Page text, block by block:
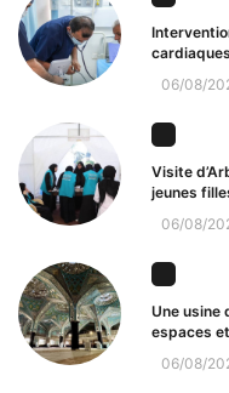
06/08/
Visite
jeunes
06/08/
Une usine
espaces
06/08/